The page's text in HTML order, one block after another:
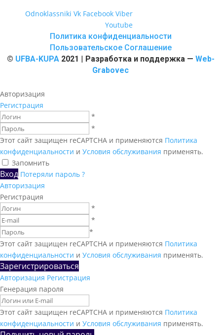
Odnoklassniki Vk Facebook Viber
Youtube
Политика конфиденциальности
Пользовательское Соглашение
© UFBA-KUPA 2021 | Разработка и поддержка — Web-
Grabovec
Авторизация
Регистрация
*
*
Этот сайт защищен reCAPTCHA и применяются Политика
конфиденциальности и Условия обслуживания применять.
Запомнить
Вход Потеряли пароль ?
Авторизация
Регистрация
*
*
*
Этот сайт защищен reCAPTCHA и применяются Политика
конфиденциальности и Условия обслуживания применять.
Зарегистрироваться
Авторизация Регистрация
Генерация пароля
Этот сайт защищен reCAPTCHA и применяются Политика
конфиденциальности и Условия обслуживания применять.